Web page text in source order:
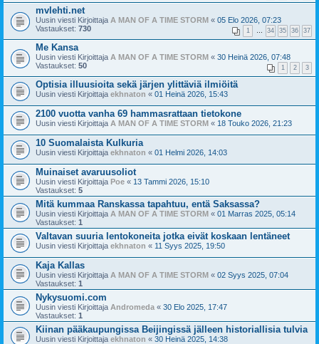
mvlehti.net
Uusin viesti Kirjoittaja A MAN OF A TIME STORM « 05 Elo 2026, 07:23
Vastaukset: 730 1 … 34 35 36 37
Me Kansa
Uusin viesti Kirjoittaja A MAN OF A TIME STORM « 30 Heinä 2026, 07:48
Vastaukset: 50 1 2 3
Optisia illuusioita sekä järjen ylittäviä ilmiöitä
Uusin viesti Kirjoittaja ekhnaton « 01 Heinä 2026, 15:43
2100 vuotta vanha 69 hammasrattaan tietokone
Uusin viesti Kirjoittaja A MAN OF A TIME STORM « 18 Touko 2026, 21:23
10 Suomalaista Kulkuria
Uusin viesti Kirjoittaja ekhnaton « 01 Helmi 2026, 14:03
Muinaiset avaruusoliot
Uusin viesti Kirjoittaja Poe « 13 Tammi 2026, 15:10
Vastaukset: 5
Mitä kummaa Ranskassa tapahtuu, entä Saksassa?
Uusin viesti Kirjoittaja A MAN OF A TIME STORM « 01 Marras 2025, 05:14
Vastaukset: 1
Valtavan suuria lentokoneita jotka eivät koskaan lentäneet
Uusin viesti Kirjoittaja ekhnaton « 11 Syys 2025, 19:50
Kaja Kallas
Uusin viesti Kirjoittaja A MAN OF A TIME STORM « 02 Syys 2025, 07:04
Vastaukset: 1
Nykysuomi.com
Uusin viesti Kirjoittaja Andromeda « 30 Elo 2025, 17:47
Vastaukset: 1
Kiinan pääkaupungissa Beijingissä jälleen historiallisia tulvia
Uusin viesti Kirjoittaja ekhnaton « 30 Heinä 2025, 14:38